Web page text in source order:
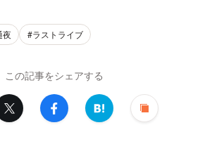
夜 #ラストライブ
この記事をシェアする